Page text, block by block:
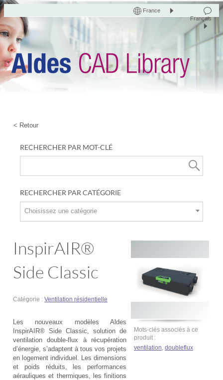
France
Français
< Retour
RECHERCHER PAR MOT-CLÉ
RECHERCHER PAR CATÉGORIE
Choisissez une catégorie
InspirAIR®
Side Classic
Catégorie : Ventilation résidentielle
Les nouveaux modèles Aldes
InspirAIR® Side Classic, solution de
ventilation double-flux à récupération
d’énergie, s’adaptent à tous vos projets
en logement individuel. Les dimensions
et poids réduits, les performances
aérauliques et thermiques, les finitions
Mots-clés associés à ce
produit :
ventilation,doubleflux